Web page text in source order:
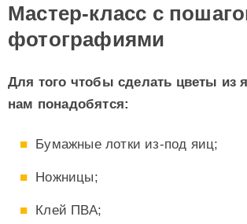
Мастер-класс с
фотографиями
Для того чтобы сделать цветы из
нам понадобятся:
Бумажные лотки из-под яиц;
Ножницы;
Клей ПВА;